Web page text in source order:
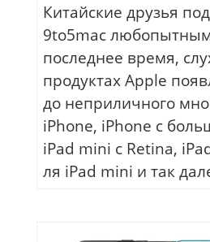
Китайские друзья
9to5mac
последнее время,
продуктах Apple
до неприличного
iPhone, iPhone с
iPad mini с Retina,
ля iPad mini и так